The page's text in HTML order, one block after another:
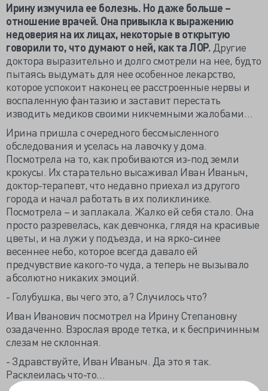
Ирину измучила ее болезнь. Но даже больше –
отношение врачей. Она привыкла к выражению
недоверия на их лицах, некоторые в открытую
говорили то, что думают о ней, как та ЛОР. Другие
доктора выразительно и долго смотрели на нее, будто
пытаясь выдумать для нее особенное лекарство,
которое успокоит наконец ее расстроенные нервы и
воспаленную фантазию и заставит перестать
изводить медиков своими никчемными жалобами…
Ирина пришла с очередного бессмысленного
обследования и уселась на лавочку у дома.
Посмотрела на то, как пробиваются из-под земли
крокусы. Их старательно высаживал Иван Иваныч,
доктор-терапевт, что недавно приехал из другого
города и начал работать в их поликлинике.
Посмотрела – и заплакала. Жалко ей себя стало. Она
просто разревелась, как девчонка, глядя на красивые
цветы, и на лужи у подъезда, и на ярко-синее
весеннее небо, которое всегда давало ей
предчувствие какого-то чуда, а теперь не вызывало
абсолютно никаких эмоций.
- Голубушка, вы чего это, а? Случилось что?
Иван Иванович посмотрел на Ирину Степановну
озадаченно. Взрослая вроде тетка, и к беспричинным
слезам не склонная.
- Здравствуйте, Иван Иваныч. Да это я так.
Расклеилась что-то…